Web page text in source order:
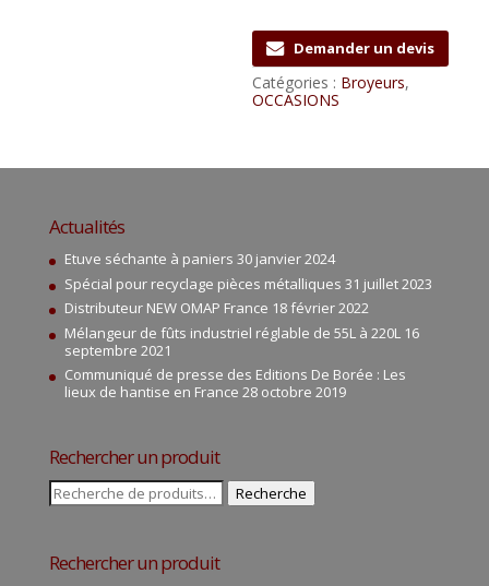
Demander un devis
Catégories : Broyeurs,
OCCASIONS
Actualités
Etuve séchante à paniers 30 janvier 2024
Spécial pour recyclage pièces métalliques 31 juillet 2023
Distributeur NEW OMAP France 18 février 2022
Mélangeur de fûts industriel réglable de 55L à 220L 16
septembre 2021
Communiqué de presse des Editions De Borée : Les
lieux de hantise en France 28 octobre 2019
Rechercher un produit
Recherche
pour :
Recherche
Rechercher un produit